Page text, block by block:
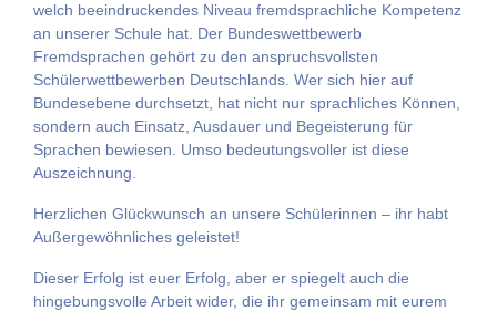
welch beeindruckendes Niveau fremdsprachliche Kompetenz
an unserer Schule hat. Der Bundeswettbewerb
Fremdsprachen gehört zu den anspruchsvollsten
Schülerwettbewerben Deutschlands. Wer sich hier auf
Bundesebene durchsetzt, hat nicht nur sprachliches Können,
sondern auch Einsatz, Ausdauer und Begeisterung für
Sprachen bewiesen. Umso bedeutungsvoller ist diese
Auszeichnung.
Herzlichen Glückwunsch an unsere Schülerinnen – ihr habt
Außergewöhnliches geleistet!
Dieser Erfolg ist euer Erfolg, aber er spiegelt auch die
hingebungsvolle Arbeit wider, die ihr gemeinsam mit eurem